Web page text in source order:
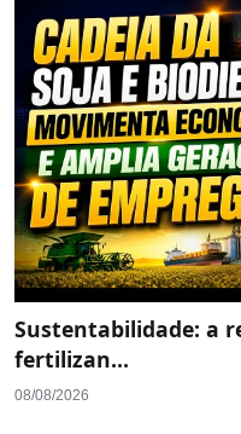
Sustentabilidade: a
fertilizan...
08/08/2026